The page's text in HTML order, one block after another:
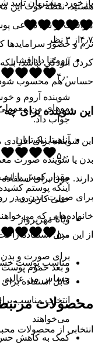
هستید، نقطه قوت این
نرم و حضور
کردن آلودگی نباشد،
حساس هم محسوب
این شوینده برای
این شوینده برای
بدن یا شوینده صورت
دارند. چون برای
برای صورت، بدن و در
خانواده‌هایی که
از این مدل استفاده
مناسب پوست
قابل استفاده
انتخاب مناسب
می‌خواهند
کمک به کاهش حس
بازخورد مشتریان
۴٫۷ از ۳ نظر
رومینا دادافشار
۴٫۰
شوینده آروم و
موهای من
جواب داد.
آناهیتا نیک‌تابان
۵٫۰
مقدار کمش با
اینکه پوستم
خیلی کاربردیه.
ویانا مهرپرواز
۵٫۰
برای صورت و بدن
و بعد حموم
حساس من عالیه.
محصولات
انتخابی از محصولات